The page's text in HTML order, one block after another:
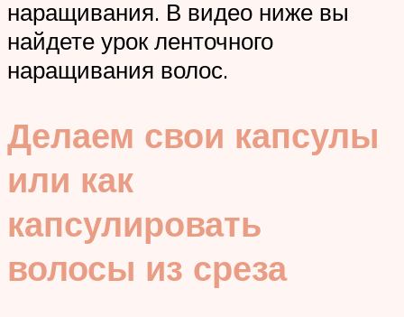
наращивания. В видео ниже вы
найдете урок ленточного
наращивания волос.
Делаем свои капсулы
или как
капсулировать
волосы из среза